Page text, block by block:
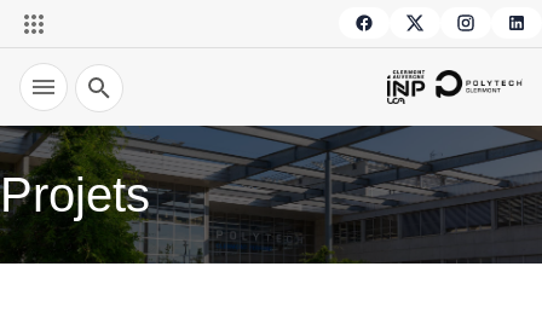
Recherche
Projets